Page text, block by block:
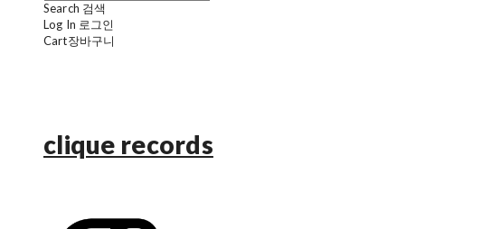
Search 검색
Log In 로그인
Cart장바구니
clique records